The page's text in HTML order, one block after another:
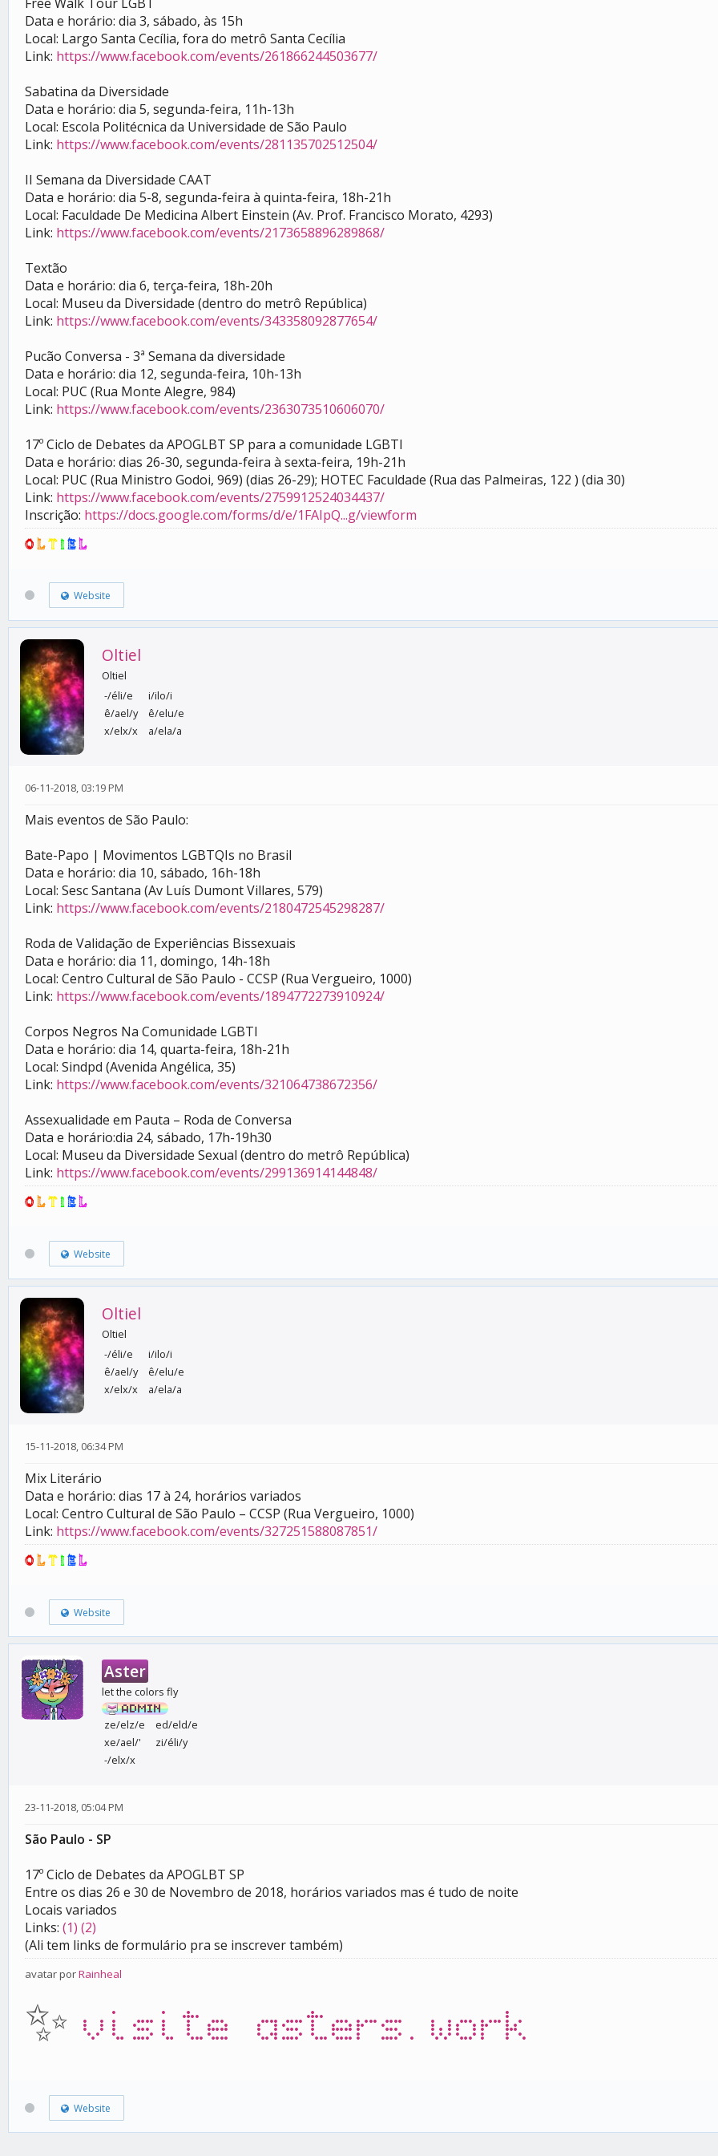
Data e horário: dia 3, sábado, às 15h
Local: Largo Santa Cecília, fora do metrô Santa Cecília
Link: https://www.facebook.com/events/261866244503677/
Sabatina da Diversidade
Data e horário: dia 5, segunda-feira, 11h-13h
Local: Escola Politécnica da Universidade de São Paulo
Link: https://www.facebook.com/events/281135702512504/
II Semana da Diversidade CAAT
Data e horário: dia 5-8, segunda-feira à quinta-feira, 18h-21h
Local: Faculdade De Medicina Albert Einstein (Av. Prof. Francisco Morato, 4293)
Link: https://www.facebook.com/events/2173658896289868/
Textão
Data e horário: dia 6, terça-feira, 18h-20h
Local: Museu da Diversidade (dentro do metrô República)
Link: https://www.facebook.com/events/343358092877654/
Pucão Conversa - 3ª Semana da diversidade
Data e horário: dia 12, segunda-feira, 10h-13h
Local: PUC (Rua Monte Alegre, 984)
Link: https://www.facebook.com/events/2363073510606070/
17º Ciclo de Debates da APOGLBT SP para a comunidade LGBTI
Data e horário: dias 26-30, segunda-feira à sexta-feira, 19h-21h
Local: PUC (Rua Ministro Godoi, 969) (dias 26-29); HOTEC Faculdade (Rua das Palmeiras, 122 ) (dia 30)
Link: https://www.facebook.com/events/2759912524034437/
Inscrição: https://docs.google.com/forms/d/e/1FAIpQ...g/viewform
OLTIEL
Website
Oltiel
Oltiel
-/éli/e
i/ilo/i
ê/ael/y
ê/elu/e
x/elx/x
a/ela/a
06-11-2018, 03:19 PM
Mais eventos de São Paulo:
Bate-Papo | Movimentos LGBTQIs no Brasil
Data e horário: dia 10, sábado, 16h-18h
Local: Sesc Santana (Av Luís Dumont Villares, 579)
Link: https://www.facebook.com/events/2180472545298287/
Roda de Validação de Experiências Bissexuais
Data e horário: dia 11, domingo, 14h-18h
Local: Centro Cultural de São Paulo - CCSP (Rua Vergueiro, 1000)
Link: https://www.facebook.com/events/1894772273910924/
Corpos Negros Na Comunidade LGBTI
Data e horário: dia 14, quarta-feira, 18h-21h
Local: Sindpd (Avenida Angélica, 35)
Link: https://www.facebook.com/events/321064738672356/
Assexualidade em Pauta – Roda de Conversa
Data e horário:dia 24, sábado, 17h-19h30
Local: Museu da Diversidade Sexual (dentro do metrô República)
Link: https://www.facebook.com/events/299136914144848/
OLTIEL
Website
Oltiel
Oltiel
-/éli/e
i/ilo/i
ê/ael/y
ê/elu/e
x/elx/x
a/ela/a
15-11-2018, 06:34 PM
Mix Literário
Data e horário: dias 17 à 24, horários variados
Local: Centro Cultural de São Paulo – CCSP (Rua Vergueiro, 1000)
Link: https://www.facebook.com/events/327251588087851/
OLTIEL
Website
Aster
let the colors fly
ze/elz/e
ed/eld/e
xe/ael/'
zi/éli/y
-/elx/x
23-11-2018, 05:04 PM
São Paulo - SP
17º Ciclo de Debates da APOGLBT SP
Entre os dias 26 e 30 de Novembro de 2018, horários variados mas é tudo de noite
Locais variados
Links: (1) (2)
(Ali tem links de formulário pra se inscrever também)
avatar porRainheal
✨ visite asters.work
Website